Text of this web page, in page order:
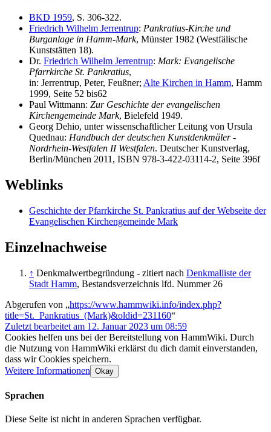
BKD 1959, S. 306-322.
Friedrich Wilhelm Jerrentrup: Pankratius-Kirche und
Burganlage in Hamm-Mark, Münster 1982 (Westfälische
Kunststätten 18).
Dr. Friedrich Wilhelm Jerrentrup: Mark: Evangelische
Pfarrkirche St. Pankratius,
in: Jerrentrup, Peter, Feußner; Alte Kirchen in Hamm, Hamm
1999, Seite 52 bis62
Paul Wittmann: Zur Geschichte der evangelischen
Kirchengemeinde Mark, Bielefeld 1949.
Georg Dehio, unter wissenschaftlicher Leitung von Ursula
Quednau: Handbuch der deutschen Kunstdenkmäler -
Nordrhein-Westfalen II Westfalen. Deutscher Kunstverlag,
Berlin/München 2011, ISBN 978-3-422-03114-2, Seite 396f
Weblinks
Geschichte der Pfarrkirche St. Pankratius auf der Webseite der
Evangelischen Kirchengemeinde Mark
Einzelnachweise
↑ Denkmalwertbegründung - zitiert nach Denkmalliste der
Stadt Hamm, Bestandsverzeichnis lfd. Nummer 26
Abgerufen von „https://www.hammwiki.info/index.php?
title=St._Pankratius_(Mark)&oldid=231160“
Zuletzt bearbeitet am 12. Januar 2023 um 08:59
Cookies helfen uns bei der Bereitstellung von HammWiki. Durch
die Nutzung von HammWiki erklärst du dich damit einverstanden,
dass wir Cookies speichern.
Weitere Informationen Okay
Sprachen
Diese Seite ist nicht in anderen Sprachen verfügbar.